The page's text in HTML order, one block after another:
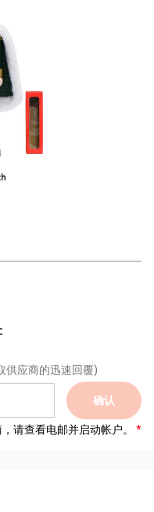
供应商的迅速回覆)
确认
请查看电邮并启动帐户。